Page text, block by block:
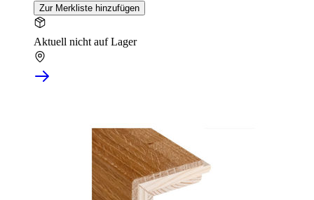
Zur Merkliste hinzufügen
Aktuell nicht auf Lager